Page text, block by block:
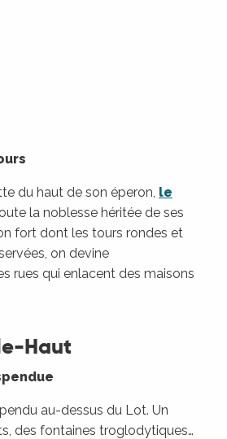
du haut de son éperon, le
la noblesse héritée de ses
fort dont les tours rondes et
on devine
rues qui enlacent des maisons
Haut
au-dessus du Lot. Un
des fontaines troglodytiques…